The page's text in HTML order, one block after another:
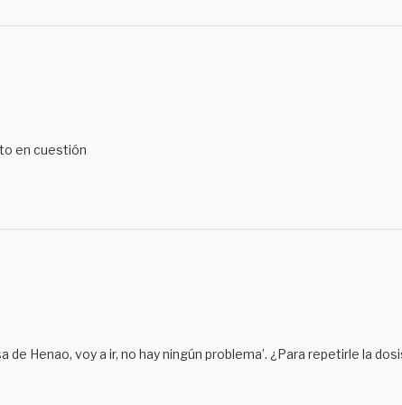
en cuestión
de Henao, voy a ir, no hay ningún problema’. ¿Para repetirle la